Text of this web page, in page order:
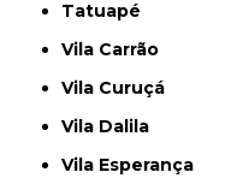
Tatuapé
Vila Carrão
Vila Curuçá
Vila Dalila
Vila Esperança